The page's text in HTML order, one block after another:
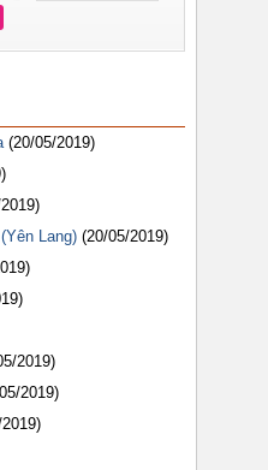
(20/05/2019)
Lang) (20/05/2019)
2019)
2019)